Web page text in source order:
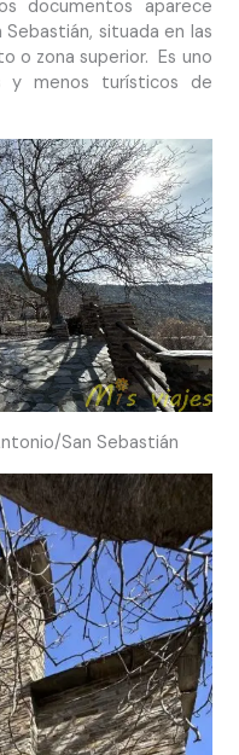
documentos aparece
situada en las
o zona superior. Es uno
y menos turísticos de
San Sebastián